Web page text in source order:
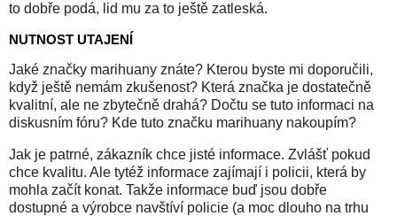
to dobře podá, lid mu za to ještě zatleská.
NUTNOST UTAJENÍ
Jaké značky marihuany znáte? Kterou byste mi doporučili,
když ještě nemám zkušenost? Která značka je dostatečně
kvalitní, ale ne zbytečně drahá? Dočtu se tuto informaci na
diskusním fóru? Kde tuto značku marihuany nakoupím?
Jak je patrné, zákazník chce jisté informace. Zvlášť pokud
chce kvalitu. Ale tytéž informace zajímají i policii, která by
mohla začít konat. Takže informace buď jsou dobře
dostupné a výrobce navštíví policie (a moc dlouho na trhu